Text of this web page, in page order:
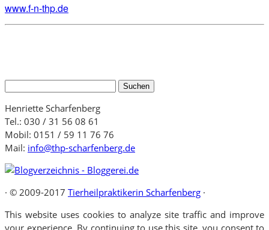
www.f-n-thp.de
Suchen
Henriette Scharfenberg
Tel.: 030 / 31 56 08 61
Mobil: 0151 / 59 11 76 76
Mail: info@thp-scharfenberg.de
· © 2009-2017 Tierheilpraktikerin Scharfenberg ·
This website uses cookies to analyze site traffic and improve
your experience. By continuing to use this site, you consent to